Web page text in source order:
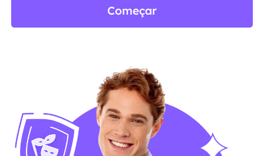
Começar